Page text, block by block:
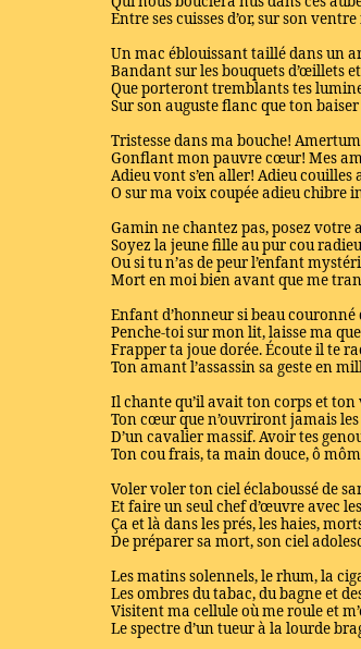
Entre ses cuisses d’or, sur son
Un mac éblouissant taillé dans un
Bandant sur les bouquets d’œillets
Que porteront tremblants tes
Sur son auguste flanc que ton
Tristesse dans ma bouche!
Gonflant mon pauvre cœur! Mes
Adieu vont s’en aller! Adieu couilles
O sur ma voix coupée adieu chibre
Gamin ne chantez pas, posez votre
Soyez la jeune fille au pur cou
Ou si tu n’as de peur l’enfant
Mort en moi bien avant que me
Enfant d’honneur si beau couronné
Penche-toi sur mon lit, laisse ma
Frapper ta joue dorée. Écoute il te
Ton amant l’assassin sa geste en
Il chante qu’il avait ton corps et ton
Ton cœur que n’ouvriront jamais
D’un cavalier massif. Avoir tes
Ton cou frais, ta main douce, ô
Voler voler ton ciel éclaboussé de
Et faire un seul chef d’œuvre avec
Ça et là dans les prés, les haies,
De préparer sa mort, son ciel
Les matins solennels, le rhum, la
Les ombres du tabac, du bagne et
Visitent ma cellule où me roule et
Le spectre d’un tueur à la lourde